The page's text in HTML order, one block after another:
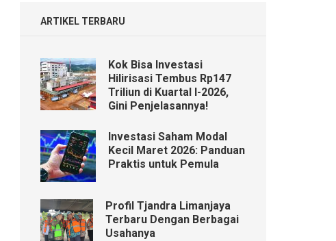
ARTIKEL TERBARU
Kok Bisa Investasi
Hilirisasi Tembus Rp147
Triliun di Kuartal I-2026,
Gini Penjelasannya!
Investasi Saham Modal
Kecil Maret 2026: Panduan
Praktis untuk Pemula
Profil Tjandra Limanjaya
Terbaru Dengan Berbagai
Usahanya